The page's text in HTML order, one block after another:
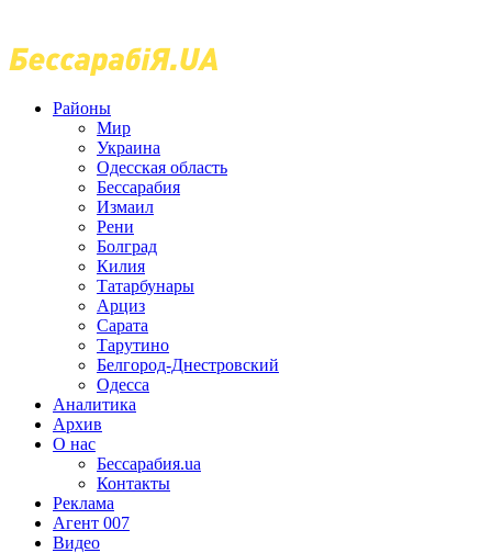
Районы
Мир
Украина
Одесская область
Бессарабия
Измаил
Рени
Болград
Килия
Татарбунары
Арциз
Сарата
Тарутино
Белгород-Днестровский
Одесса
Аналитика
Архив
О нас
Бессарабия.ua
Контакты
Реклама
Агент 007
Видео